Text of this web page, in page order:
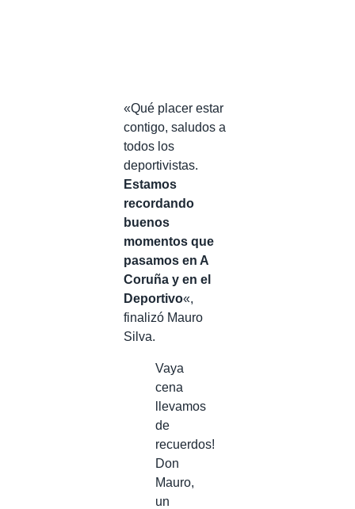
«Qué placer estar
contigo, saludos a
todos los
deportivistas.
Estamos
recordando
buenos
momentos que
pasamos en A
Coruña y en el
Deportivo«,
finalizó Mauro
Silva.
Vaya
cena
llevamos
de
recuerdos!
Don
Mauro,
un